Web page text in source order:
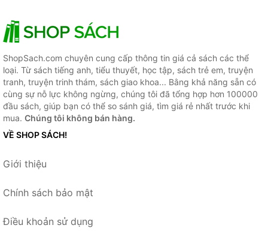
ShopSach.com chuyên cung cấp thông tin giá cả sách các thể
loại. Từ sách tiếng anh, tiểu thuyết, học tập, sách trẻ em, truyện
tranh, truyện trinh thám, sách giao khoa... Bằng khả năng sẵn có
cùng sự nỗ lực không ngừng, chúng tôi đã tổng hợp hơn 100000
đầu sách, giúp bạn có thể so sánh giá, tìm giá rẻ nhất trước khi
mua. Chúng tôi không bán hàng.
VỀ SHOP SÁCH!
Giới thiệu
Chính sách bảo mật
Điều khoản sử dụng